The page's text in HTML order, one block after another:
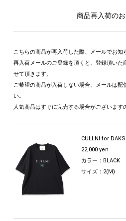
商品再入荷の
こちらの商品が再入荷した際、メールでお知
再入荷メールのご登録を頂くと、登録頂いた
せて頂きます。
ご希望の商品が入荷しない場合、メールは配
い。
人気商品はすぐに完売する場合がございます
CULLNI for
22,000 yen
カラー：BLACK
サイズ：2(M)